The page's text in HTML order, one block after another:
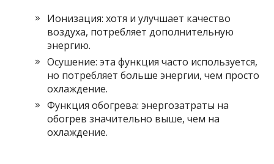
Ионизация: хотя и улучшает качество
воздуха, потребляет дополнительную
энергию.
Осушение: эта функция часто используется,
но потребляет больше энергии, чем просто
охлаждение.
Функция обогрева: энергозатраты на
обогрев значительно выше, чем на
охлаждение.